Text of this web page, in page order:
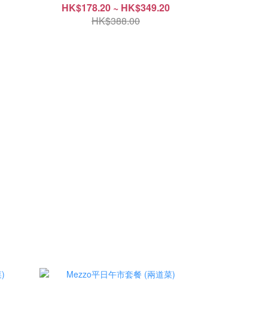
HK$178.20 ~ HK$349.20
HK$388.00